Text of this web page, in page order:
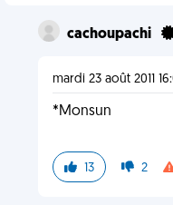
cachoupachi
mardi 23 août 2011
*Monsun
13 2